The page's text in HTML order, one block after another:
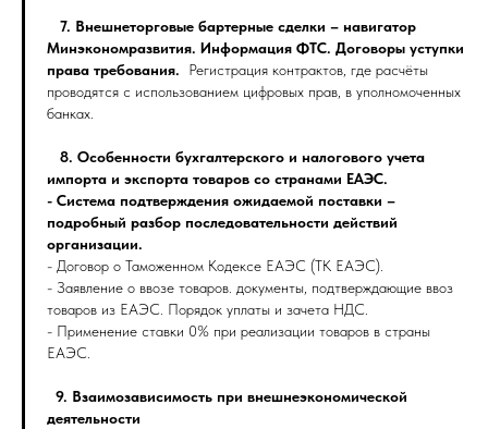
7. Внешнеторговые бартерные сделки – навигатор
Минэкономразвития. Информация ФТС. Договоры уступки
права требования. Регистрация контрактов, где расчёты
проводятся с использованием цифровых прав, в уполномоченных
банках.
8. Особенности бухгалтерского и налогового учета
импорта и экспорта товаров со странами ЕАЭС.
- Система подтверждения ожидаемой поставки –
подробный разбор последовательности действий
организации.
- Договор о Таможенном Кодексе ЕАЭС (ТК ЕАЭС).
- Заявление о ввозе товаров. документы, подтверждающие ввоз
товаров из ЕАЭС. Порядок уплаты и зачета НДС.
- Применение ставки 0% при реализации товаров в страны
ЕАЭС.
9. Взаимозависимость при внешнеэкономической
деятельности